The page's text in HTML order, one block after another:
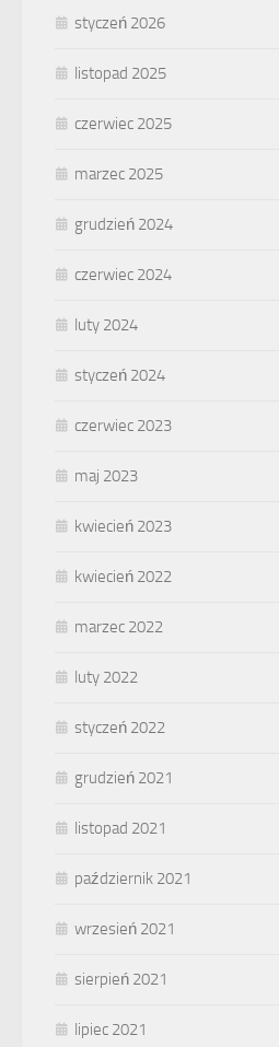
styczeń 2026
listopad 2025
czerwiec 2025
marzec 2025
grudzień 2024
czerwiec 2024
luty 2024
styczeń 2024
czerwiec 2023
maj 2023
kwiecień 2023
kwiecień 2022
marzec 2022
luty 2022
styczeń 2022
grudzień 2021
listopad 2021
październik 2021
wrzesień 2021
sierpień 2021
lipiec 2021